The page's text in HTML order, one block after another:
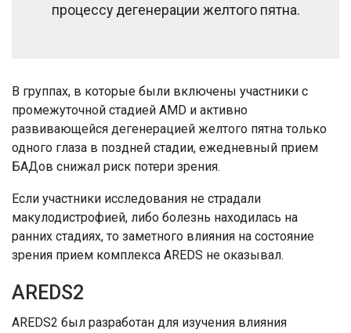
процессу дегенерации желтого пятна.
В группах, в которые были включены участники с
промежуточной стадией AMD и активно
развивающейся дегенерацией желтого пятна только
одного глаза в поздней стадии, ежедневный прием
БАДов снижал риск потери зрения.
Если участники исследования не страдали
макулодистрофией, либо болезнь находилась на
ранних стадиях, то заметного влияния на состояние
зрения прием комплекса AREDS не оказывал.
AREDS2
AREDS2 был разработан для изучения влияния